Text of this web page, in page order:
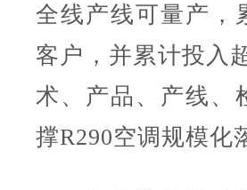
全线产线可量产，
客户，并累计投入
术、产品、产线、
撑R290空调规模化